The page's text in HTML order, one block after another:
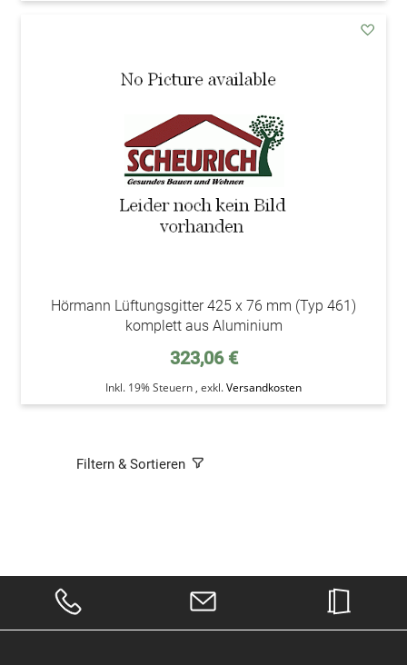
Hörmann Lüftungsgitter 425 x 76 mm (Typ 461)
komplett aus Aluminium
323,06 €
Inkl. 19% Steuern , exkl.Versandkosten
Filtern & Sortieren